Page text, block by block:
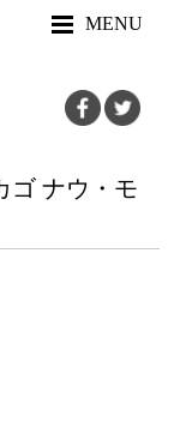
MENU
ゴ ナウ・モ